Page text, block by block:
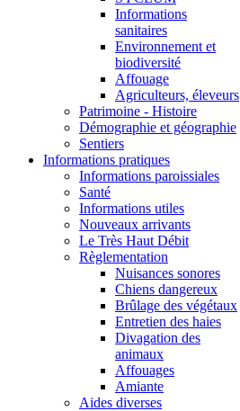
Informations
sanitaires
Environnement et
biodiversité
Affouage
Agriculteurs, éleveurs
Patrimoine - Histoire
Démographie et géographie
Sentiers
Informations pratiques
Informations paroissiales
Santé
Informations utiles
Nouveaux arrivants
Le Très Haut Débit
Règlementation
Nuisances sonores
Chiens dangereux
Brûlage des végétaux
Entretien des haies
Divagation des
animaux
Affouages
Amiante
Aides diverses